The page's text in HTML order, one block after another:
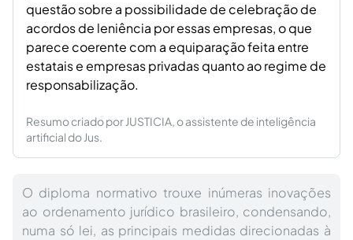
questão sobre a possibilidade de celebração de
acordos de leniência por essas empresas, o que
parece coerente com a equiparação feita entre
estatais e empresas privadas quanto ao regime de
responsabilização.
Resumo criado por JUSTICIA, o assistente de inteligência
artificial do Jus.
O diploma normativo trouxe inúmeras inovações
ao ordenamento jurídico brasileiro, condensando,
numa só lei, as principais medidas direcionadas à